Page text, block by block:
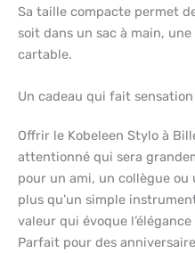
Sa taille compacte permet
soit dans un sac à main,
cartable.
Un cadeau qui fait sensation
Offrir le Kobeleen Stylo à
attentionné qui sera
pour un ami, un collègue
plus qu’un simple
valeur qui évoque
Parfait pour des